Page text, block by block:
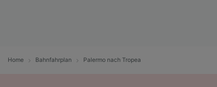
Home Bahnfahrplan Palermo nach Tropea